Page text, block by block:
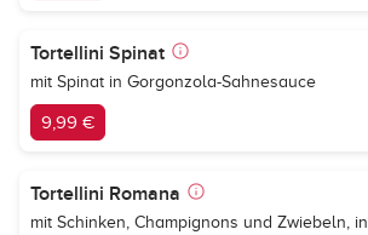
Tortellini Spinat
mit Spinat in Gorgonzola-Sahnesauce
9,99 €
Tortellini Romana
mit Schinken, Champignons und Zwiebeln, in